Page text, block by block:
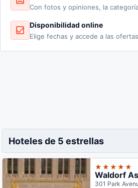
Con fotos y opiniones, la
Disponibilidad online
Elige fechas y accede a las
Hoteles de 5 estrellas
★★★★★
Waldorf